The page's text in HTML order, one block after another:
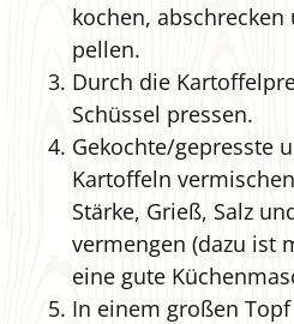
kochen,
pellen.
Durch die
Schüssel pressen.
Gekochte/gepresste
Kartoffeln
Stärke, Grieß, Salz
vermengen (dazu ist
eine gute
In einem großen